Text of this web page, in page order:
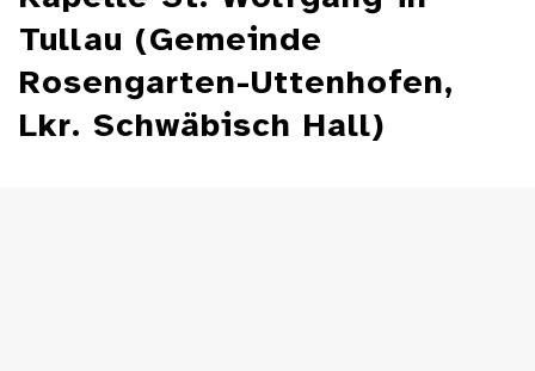
Tullau (Gemeinde
Rosengarten-Uttenhofen,
Lkr. Schwäbisch Hall)